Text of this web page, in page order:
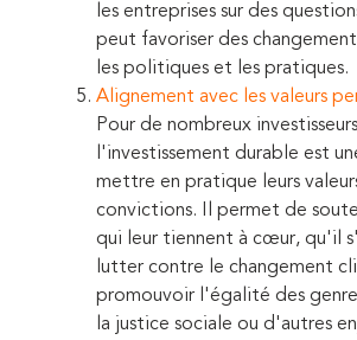
les entreprises sur des
peut favoriser des
les politiques et les pratiques.
Alignement avec les valeurs
Pour de nombreux
l'investissement durable est
mettre en pratique leurs
convictions. Il permet de
qui leur tiennent à cœur, qu'il
lutter contre le changement
promouvoir l'égalité des
la justice sociale ou d'autres